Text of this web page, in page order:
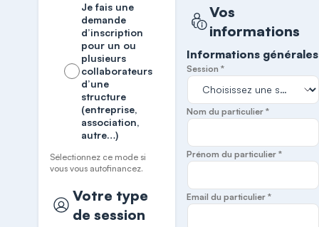
Je fais une
demande
d’inscription
pour un ou
plusieurs
collaborateurs
d’une
structure
(entreprise,
association,
autre…)
Sélectionnez ce mode si
vous vous autofinancez.
Votre type
de session
Vos
informations
Informations générales
Session *
Nom du particulier *
Prénom du particulier *
Email du particulier *